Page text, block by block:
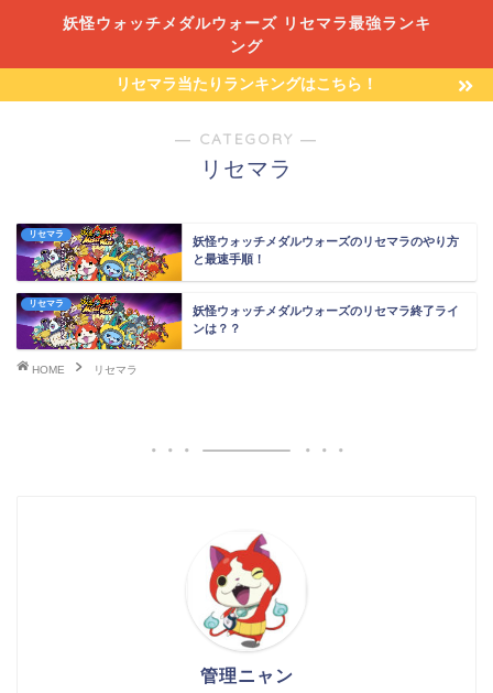
妖怪ウォッチメダルウォーズ リセマラ最強ランキ
ング
リセマラ当たりランキングはこちら！
― CATEGORY ―
リセマラ
リセマラ
妖怪ウォッチメダルウォーズのリセマラのやり方
と最速手順！
リセマラ
妖怪ウォッチメダルウォーズのリセマラ終了ライ
ンは？？
HOME リセマラ
管理ニャン